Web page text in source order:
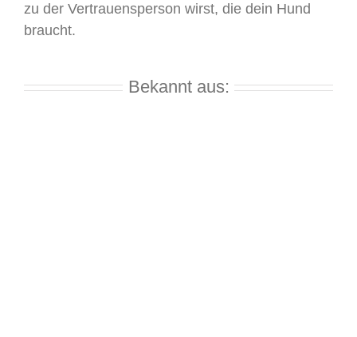
zu der Vertrauensperson wirst, die dein Hund
braucht.
Bekannt aus: